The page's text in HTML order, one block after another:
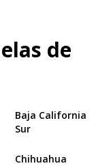
de
Baja California
Sur
Chihuahua